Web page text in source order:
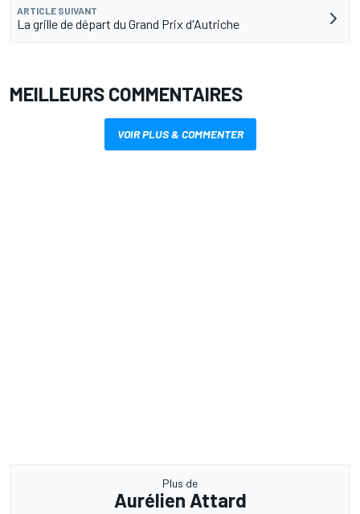
ARTICLE SUIVANT
La grille de départ du Grand Prix d'Autriche
MEILLEURS COMMENTAIRES
VOIR PLUS & COMMENTER
Plus de
Aurélien Attard